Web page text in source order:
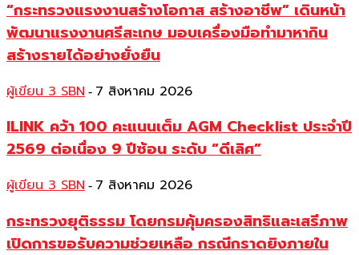
“กระทรวงแรงงานสร้างโอกาส สร้างอาชีพ” เดินหน้า
พัฒนาแรงงานศรีสะเกษ มอบเครื่องมือทำมาหากิน
สร้างรายได้อย่างยั่งยืน
ผู้เขียน 3 SBN - 7 สิงหาคม 2026
ILINK คว้า 100 คะแนนเต็ม AGM Checklist ประจำปี
2569 ต่อเนื่อง 9 ปีซ้อน ระดับ “ดีเลิศ”
ผู้เขียน 3 SBN - 7 สิงหาคม 2026
กระทรวงยุติธรรม โดยกรมคุ้มครองสิทธิและเสรีภาพ
เปิดการขอรับความช่วยเหลือ กรณีกราดยิงภายใน